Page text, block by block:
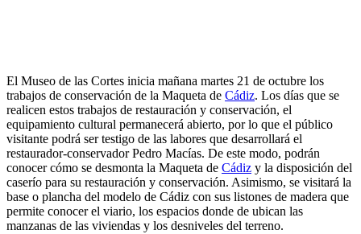
El Museo de las Cortes inicia mañana martes 21 de octubre los
trabajos de conservación de la Maqueta de Cádiz. Los días que se
realicen estos trabajos de restauración y conservación, el
equipamiento cultural permanecerá abierto, por lo que el público
visitante podrá ser testigo de las labores que desarrollará el
restaurador-conservador Pedro Macías. De este modo, podrán
conocer cómo se desmonta la Maqueta de Cádiz y la disposición del
caserío para su restauración y conservación. Asimismo, se visitará la
base o plancha del modelo de Cádiz con sus listones de madera que
permite conocer el viario, los espacios donde de ubican las
manzanas de las viviendas y los desniveles del terreno.